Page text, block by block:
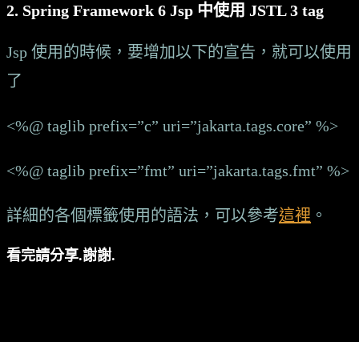
Spring Framework 6 Jsp 中使用 JSTL 3 tag
Jsp 使用的時候，要增加以下的宣告，就可以使用
了
<%@ taglib prefix=”c” uri=”jakarta.tags.core” %>
<%@ taglib prefix=”fmt” uri=”jakarta.tags.fmt” %>
詳細的各個標籤使用的語法，可以參考這裡 。
看完請分享.謝謝.